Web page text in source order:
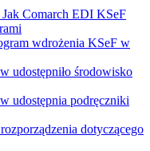
Comarch EDI KSeF
wdrożenia KSeF w
udostępniło środowisko
udostępnia podręczniki
dotyczącego